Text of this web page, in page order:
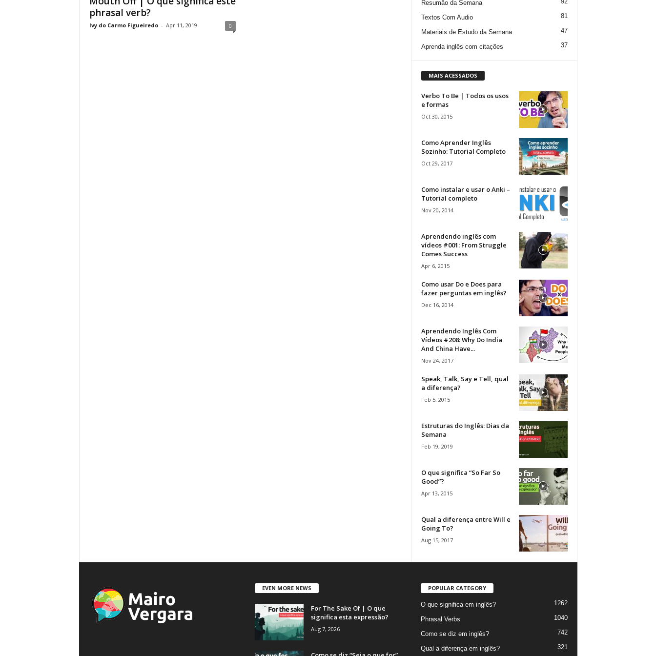
phrasal verb?
Ivy do Carmo Figueiredo - Apr 11, 2019 0
Resumão da Semana
Textos Com Audio 81
Materiais de Estudo da Semana 47
Aprenda inglês com citações 37
MAIS ACESSADOS
Verbo To Be | Todos os usos
e formas
Oct 30, 2015
Como Aprender Inglês
Sozinho: Tutorial Completo
Oct 29, 2017
Como instalar e usar o Anki –
Tutorial completo
Nov 20, 2014
Aprendendo inglês com
vídeos #001: From Struggle
Comes Success
Apr 6, 2015
Como usar Do e Does para
fazer perguntas em inglês?
Dec 16, 2014
Aprendendo Inglês Com
Vídeos #208: Why Do India
And China Have...
Nov 24, 2017
Speak, Talk, Say e Tell, qual
a diferença?
Feb 5, 2015
Estruturas do Inglês: Dias da
Semana
Feb 19, 2019
O que significa “So Far So
Good”?
Apr 13, 2015
Qual a diferença entre Will e
Going To?
Aug 15, 2017
EVEN MORE NEWS
For The Sake Of | O que
significa esta expressão?
Aug 7, 2026
POPULAR CATEGORY
O que significa em inglês? 1262
Phrasal Verbs 1040
Como se diz em inglês? 742
Qual a diferença em inglês? 321